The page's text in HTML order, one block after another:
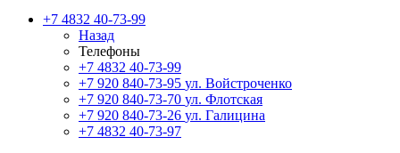
+7 4832 40-73-99
Назад
Телефоны
+7 4832 40-73-99
+7 920 840-73-95 ул. Войстроченко
+7 920 840-73-70 ул. Флотская
+7 920 840-73-26 ул. Галицина
+7 4832 40-73-97